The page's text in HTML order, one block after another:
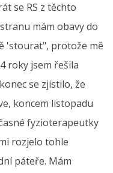
se RS z těchto
mám obavy do
'stourat", protože mě
roky jsem řešila
se zjistilo, že
koncem listopadu
fyzioterapeutky
rozjelo tohle
páteře. Mám